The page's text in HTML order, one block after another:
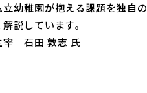
幼稚園が抱える課題を独自
説しています。
宰 石田 敦志 氏